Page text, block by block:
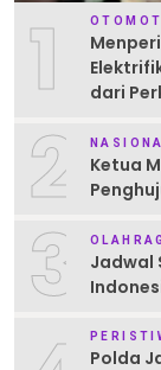
1
dari
2
Ketua
3
Jadwal
Polda